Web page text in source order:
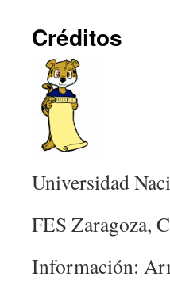
Créditos
Universidad
FES Zaragoza,
Información: